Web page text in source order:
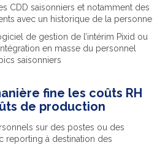
CDD saisonniers et notamment des
avec un historique de la personne
de gestion de l’intérim Pixid ou
en masse du personnel
saisonniers
fine les coûts RH
de production
sur des postes ou des
reporting à destination des